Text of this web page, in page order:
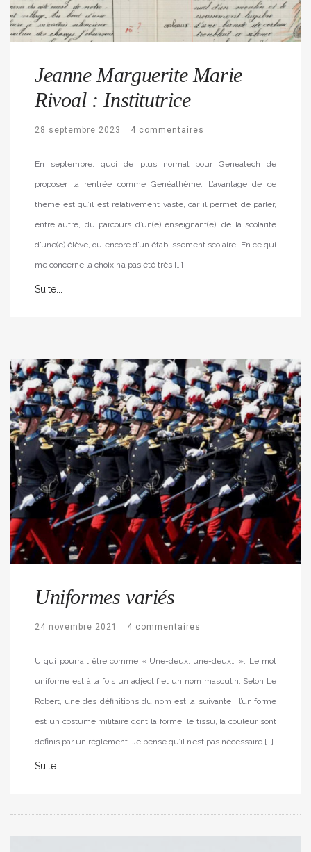
Jeanne Marguerite Marie
Rivoal : Institutrice
28 septembre 2023 4 commentaires
En septembre, quoi de plus normal pour Geneatech de
proposer la rentrée comme Genéathème. L’avantage de ce
thème est qu’il est relativement vaste, car il permet de parler,
entre autre, du parcours d’un(e) enseignant(e), de la scolarité
d’une(e) élève, ou encore d’un établissement scolaire. En ce qui
me concerne la choix n’a pas été très […]
Suite...
Uniformes variés
24 novembre 2021 4 commentaires
U qui pourrait être comme « Une-deux, une-deux… ». Le mot
uniforme est à la fois un adjectif et un nom masculin. Selon Le
Robert, une des définitions du nom est la suivante : l’uniforme
est un costume militaire dont la forme, le tissu, la couleur sont
définis par un règlement. Je pense qu’il n’est pas nécessaire […]
Suite...